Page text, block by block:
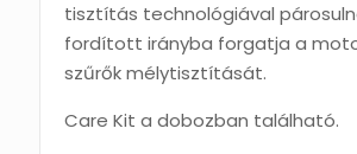
tisztítás technológiával
fordított irányba forgatja a
szűrők mélytisztítását.
Care Kit a dobozban található.